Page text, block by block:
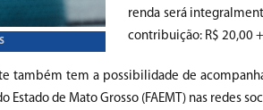
renda será
contribuição: R$ 20,00
também tem a possibilidade de
de Mato Grosso (FAEMT) nas redes